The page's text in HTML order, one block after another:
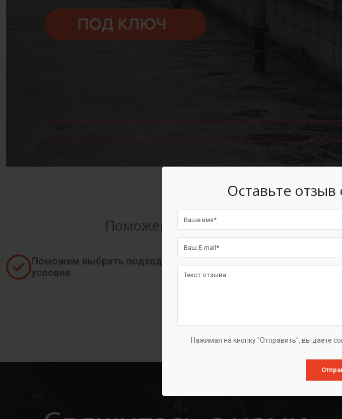
Оставьте
Нажимая на кнопку "Отправить", вы даете
Поможем оформить лизинг на
Поможем выбрать подходящие
условия
Оформим